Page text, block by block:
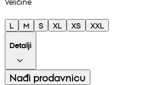
L M S XL XS
XXL
Detalji
Nađi prodavnicu